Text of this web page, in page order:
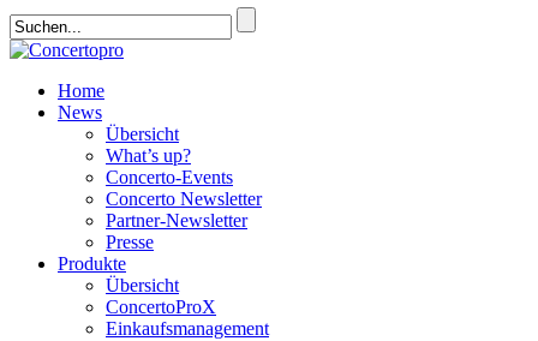
Home
News
Übersicht
What’s up?
Concerto-Events
Concerto Newsletter
Partner-Newsletter
Presse
Produkte
Übersicht
ConcertoProX
Einkaufsmanagement